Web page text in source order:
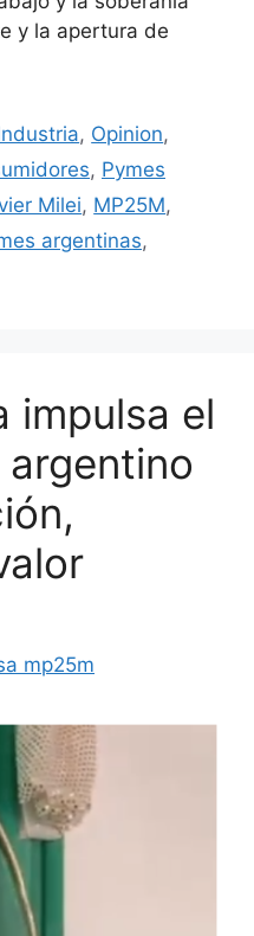
y la apertura de
, Opinion,
, Pymes
Milei, MP25M,
argentinas,
impulsa el
mp25m